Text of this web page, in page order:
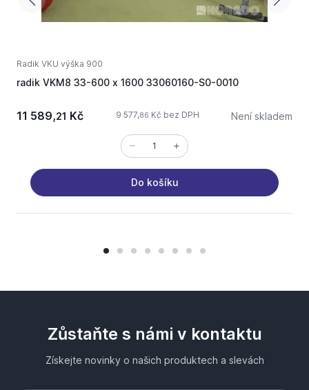
Radik VKU výška 900
radik VKM8 33-600 x 1600 33060160-S0-0010
11 589,21 Kč 9 577,86 Kč bez DPH Není skladem
Do košíku
Zůstaňte s námi v kontaktu
Získejte novinky o našich produktech a slevách